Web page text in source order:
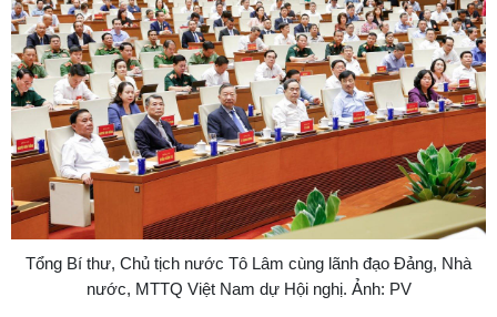
Tổng Bí thư, Chủ tịch nước Tô Lâm cùng lãnh đạo Đảng, Nhà
nước, MTTQ Việt Nam dự Hội nghị. Ảnh: PV